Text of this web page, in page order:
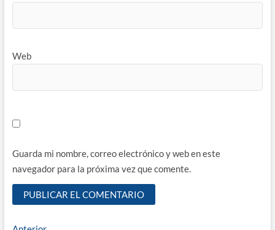
Web
Guarda mi nombre, correo electrónico y web en este
navegador para la próxima vez que comente.